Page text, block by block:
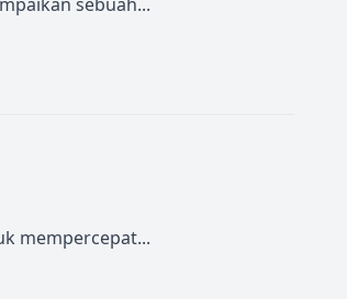
mempercepat...